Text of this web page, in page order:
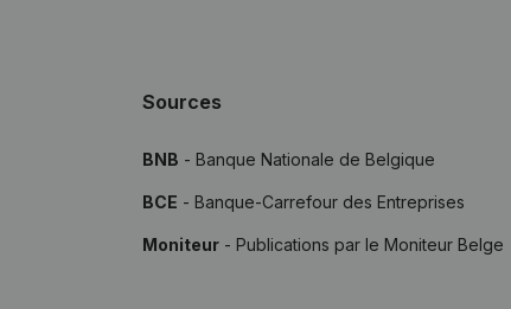
Sources
BNB - Banque Nationale de Belgique
BCE - Banque-Carrefour des Entreprises
Moniteur - Publications par le Moniteur Belge